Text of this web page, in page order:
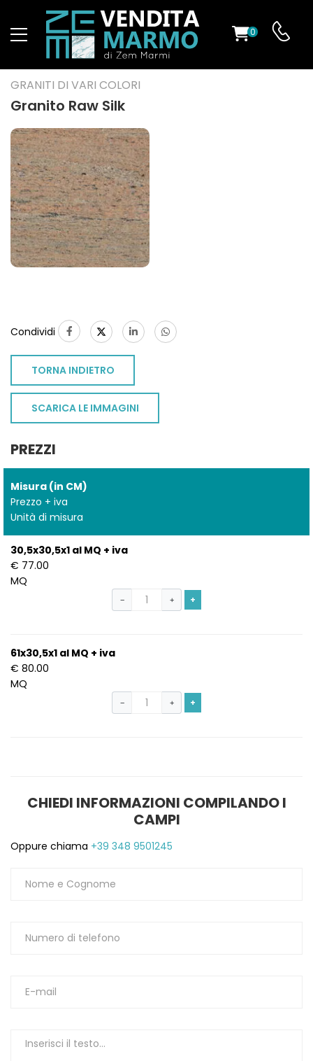
0
GRANITI DI VARI COLORI
Granito Raw Silk
Condividi
TORNA INDIETRO
SCARICA LE IMMAGINI
PREZZI
Misura (in CM)
Prezzo + iva
Unità di misura
30,5x30,5x1 al MQ + iva
€ 77.00
MQ
− + +
61x30,5x1 al MQ + iva
€ 80.00
MQ
− + +
CHIEDI INFORMAZIONI COMPILANDO I
CAMPI
Oppure chiama +39 348 9501245